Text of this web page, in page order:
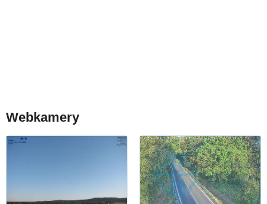
Webkamery